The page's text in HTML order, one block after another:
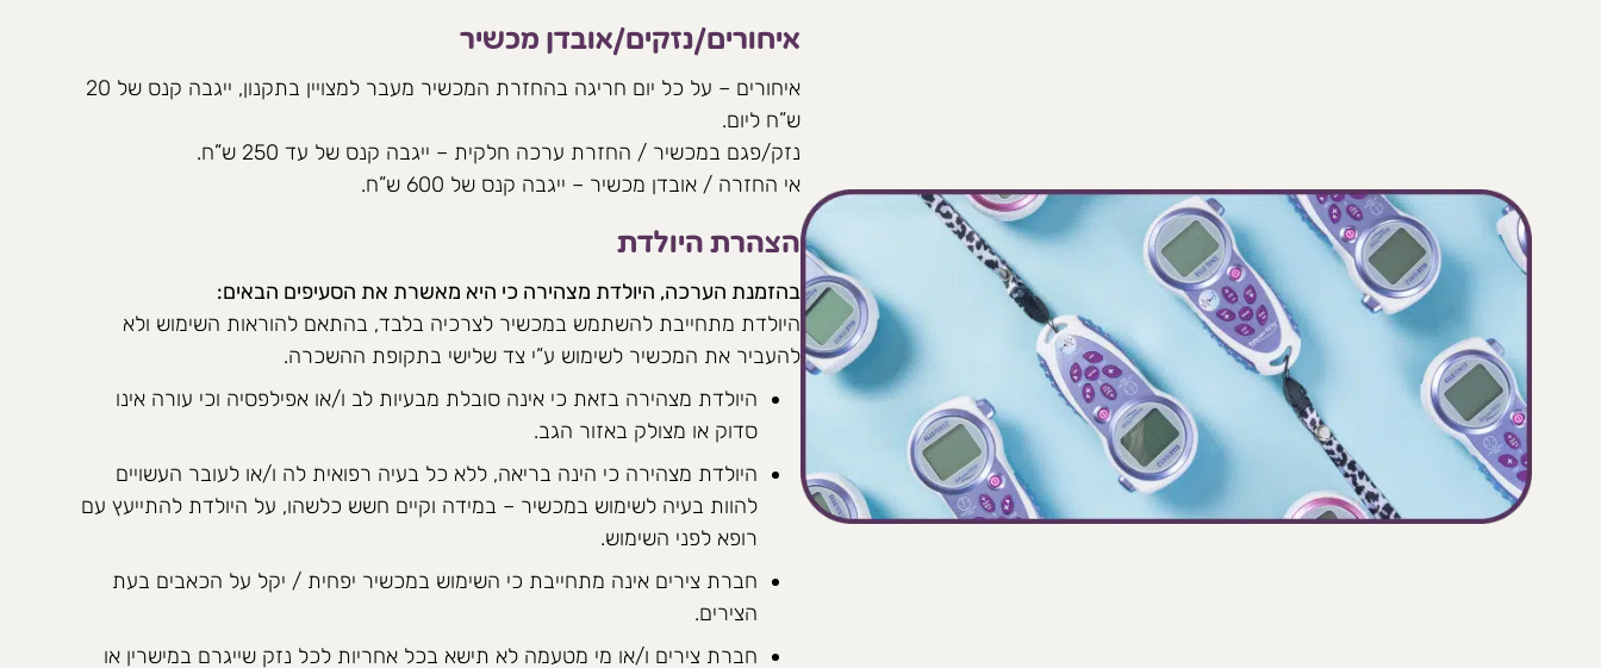
איחורים/נזקים/אובדן מכשיר
איחורים – על כל יום חריגה בהחזרת המכשיר מעבר למצויין בתקנון, ייגבה קנס של 20
ש”ח ליום.
נזק/פגם במכשיר / החזרת ערכה חלקית – ייגבה קנס של עד 250 ש”ח.
אי החזרה / אובדן מכשיר – ייגבה קנס של 600 ש”ח.
הצהרת היולדת
בהזמנת הערכה, היולדת מצהירה כי היא מאשרת את הסעיפים הבאים:
היולדת מתחייבת להשתמש במכשיר לצרכיה בלבד, בהתאם להוראות השימוש ולא
להעביר את המכשיר לשימוש ע”י צד שלישי בתקופת ההשכרה.
היולדת מצהירה בזאת כי אינה סובלת מבעיות לב ו/או אפילפסיה וכי עורה אינו
סדוק או מצולק באזור הגב.
היולדת מצהירה כי הינה בריאה, ללא כל בעיה רפואית לה ו/או לעובר העשויים
להוות בעיה לשימוש במכשיר – במידה וקיים חשש כלשהו, על היולדת להתייעץ עם
רופא לפני השימוש.
חברת צירים אינה מתחייבת כי השימוש במכשיר יפחית / יקל על הכאבים בעת
הצירים.
חברת צירים ו/או מי מטעמה לא תישא בכל אחריות לכל נזק שייגרם במישרין או